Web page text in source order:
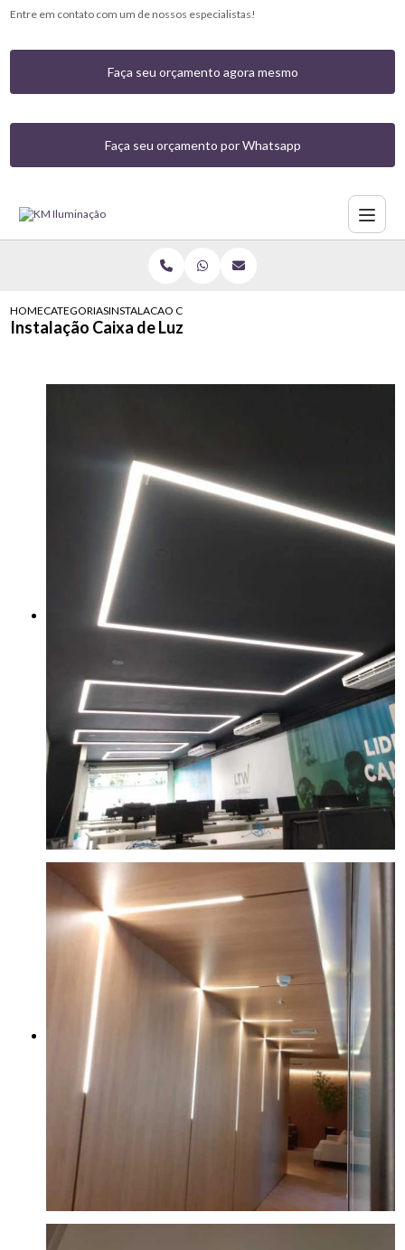
Entre em contato com um de nossos especialistas!
Faça seu orçamento agora mesmo
Faça seu orçamento por Whatsapp
HOMECATEGORIASINSTALACAO CAIXA DE LUZ
Instalação Caixa de Luz